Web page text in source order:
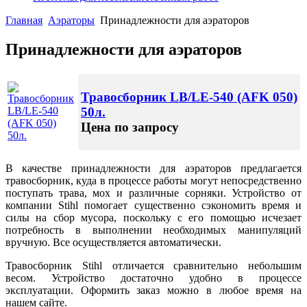
Главная Аэраторы Принадлежности для аэраторов
Принадлежности для аэраторов
Травосборник LB/LE-540 (AFK 050)
50л.
Цена по запросу
В качестве принадлежности для аэраторов предлагается
травосборник, куда в процессе работы могут непосредственно
поступать трава, мох и различные сорняки. Устройство от
компании Stihl помогает существенно сэкономить время и
силы на сбор мусора, поскольку с его помощью исчезает
потребность в выполнении необходимых манипуляций
вручную. Все осуществляется автоматически.
Травосборник Stihl отличается сравнительно небольшим
весом. Устройство достаточно удобно в процессе
эксплуатации. Оформить заказ можно в любое время на
нашем сайте.